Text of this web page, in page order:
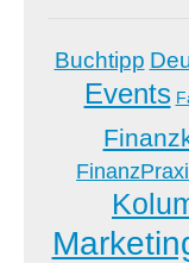
Buchtipp
Events